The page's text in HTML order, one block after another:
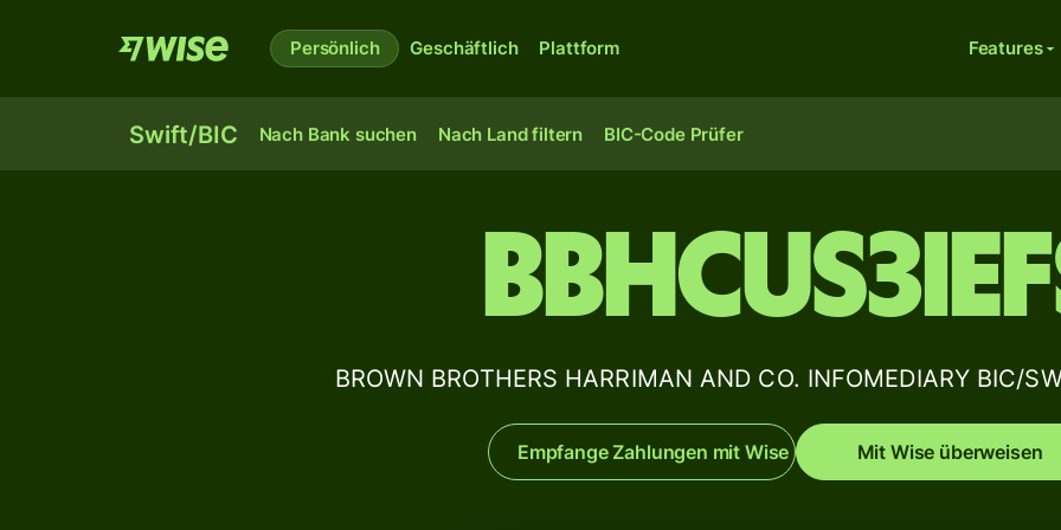
Persönlich Geschäftlich Plattform Features
Swift/BIC Nach Bank suchen Nach Land filtern BIC-Code Prüfer
BROWN BROTHERS HARRIMAN AND CO. INFOMEDIARY BIC/
Empfange Zahlungen mit Wise Mit Wise überweisen